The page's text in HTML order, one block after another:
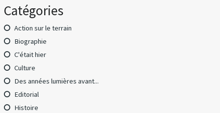
Catégories
Action sur le terrain
Biographie
C'était hier
Culture
Des années lumières avant...
Editorial
Histoire